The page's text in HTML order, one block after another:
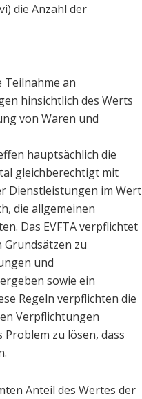
die Anzahl der
Teilnahme an
hinsichtlich des Werts
von Waren und
hauptsächlich die
gleichberechtigt mit
Dienstleistungen im Wert
die allgemeinen
Das EVFTA verpflichtet
zu
und
sowie ein
Regeln verpflichten die
Verpflichtungen
zu lösen, dass
Anteil des Wertes der